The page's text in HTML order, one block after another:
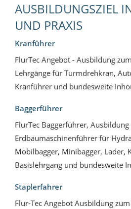
AUSBILDUNGSZIEL
UND PRAXIS
Kranführer
FlurTec Angebot - Ausbildung
Lehrgänge für Turmdrehkran,
Kranführer und bundesweite
Baggerführer
FlurTec Baggerführer, Ausbildung
Erdbaumaschinenführer für
Mobilbagger, Minibagger, Lader,
Basislehrgang und bundesweite
Staplerfahrer
Flur-Tec Angebot Ausbildung